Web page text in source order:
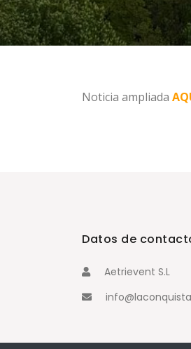
Noticia ampliada
Datos de
Aetrievent S.L